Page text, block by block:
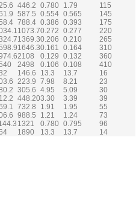
446.2 0.780 1.79
115
587.5 0.554 0.565
145
788.4 0.386 0.393
175
1073.70.272 0.277
220
1369.30.206 0.210
265
1646.30.161 0.164
310
2108 0.129 0.132
360
2498 0.106 0.108
410
146.6 13.3 13.7
16
223.9 7.98 8.21
23
305.6 4.95 5.09
30
448.203.30 3.39
39
732.8 1.91 1.95
55
988.5 1.21 1.24
73
1321 0.780 0.795
96
1890 13.3 13.7 14